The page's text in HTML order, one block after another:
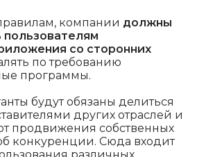
компании должны
пользователям
со сторонних
по требованию
программы.
будут обязаны делиться
других отраслей и
продвижения собственных
конкуренции. Сюда входит